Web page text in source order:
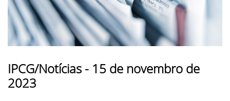
IPCG/Notícias - 15 de novembro de
2023